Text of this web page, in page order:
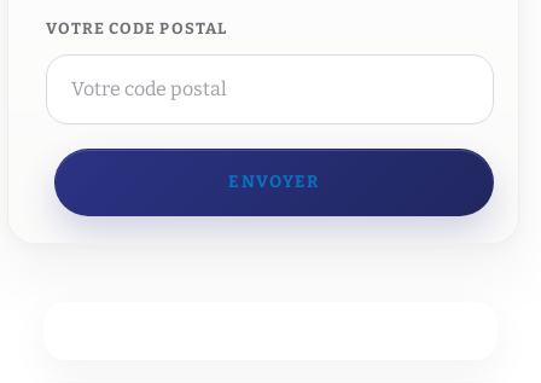
VOTRE CODE POSTAL
ENVOYER